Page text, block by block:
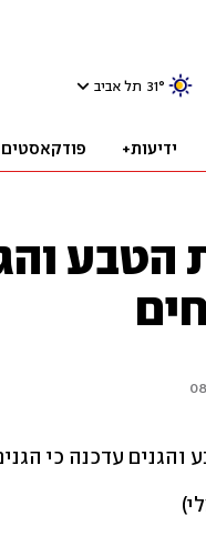
31° תל אביב
ידיעות+ פודקאסטים
הטבע
והגנים עדכנה כי